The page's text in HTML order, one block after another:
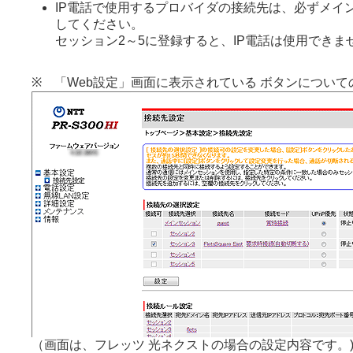
IP電話で使用するプロバイダの接続先は、必ずメイ
してください。
セッション2～5に登録すると、IP電話は使用できま
※ 「Web設定」画面に表示されている ボタンについて
（画面は、フレッツ 光ネクストの場合の設定内容です。)